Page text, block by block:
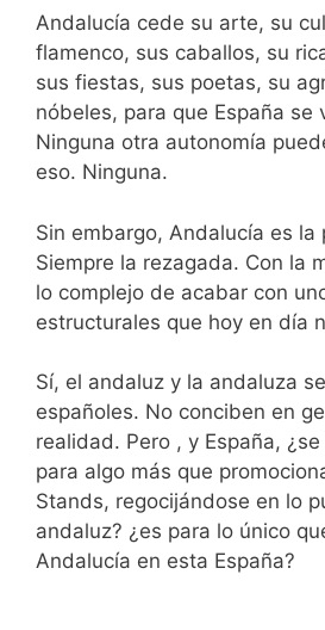
Andalucía cede su arte, su
flamenco, sus caballos, su
sus fiestas, sus poetas, su
nóbeles, para que España se
Ninguna otra autonomía
eso. Ninguna.
Sin embargo, Andalucía es la
Siempre la rezagada. Con la
lo complejo de acabar con
estructurales que hoy en día
Sí, el andaluz y la andaluza
españoles. No conciben en
realidad. Pero , y España,
para algo más que
Stands, regocijándose en lo
andaluz? ¿es para lo único
Andalucía en esta España?